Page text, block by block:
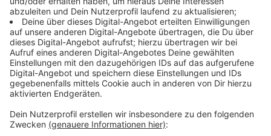
Morgenesch gestartet. Auch die Arbeiten sollen die
ganze Woche andauern (bis 26.5.). Umleitungen führen
über die Bergstiege. Außerdem ist der Paradiesweg
morgen etwa zwei Stunden gesperrt. Hintergrund:
Arbeiter beseitigen Schäden am Radweg an der
Friedhofsallee.